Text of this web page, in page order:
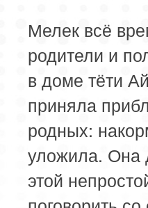
Мелек всё
родители и
в доме тёти
приняла
родных:
уложила. Она
этой